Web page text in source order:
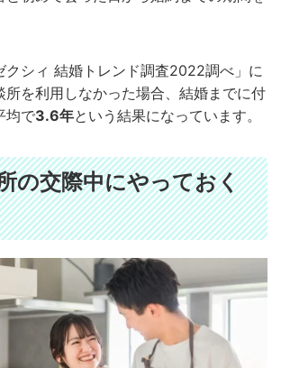
クシィ 結婚トレンド調査2022調べ」に
所を利用しなかった場合、結婚までに付
均で3.6年という結果になっています。
の交際中にやっておく